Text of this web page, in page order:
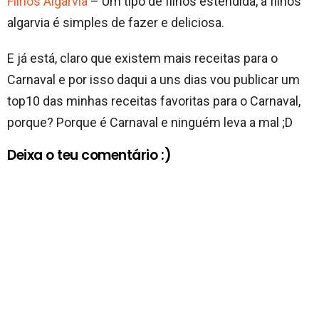
algarvia é simples de fazer e deliciosa.
E já está, claro que existem mais receitas para o
Carnaval e por isso daqui a uns dias vou publicar um
top10 das minhas receitas favoritas para o Carnaval,
porque? Porque é Carnaval e ninguém leva a mal ;D
Deixa o teu comentário :)